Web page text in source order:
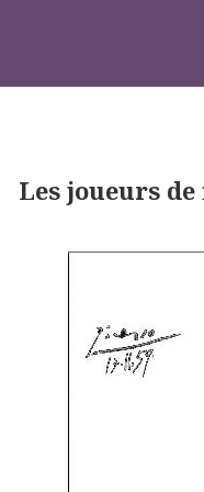
Les joueurs de